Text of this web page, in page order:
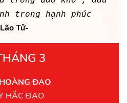
trong hạnh phúc
Tử-
3
ĐẠO
HẮC ĐẠO